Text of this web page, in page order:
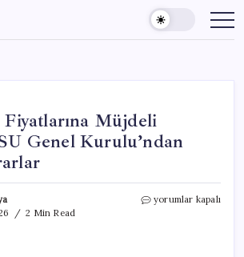
Fiyatlarına Müjdeli
Genel Kurulu’ndan
2 Min Read
İzmir’de
yorumlar kapalı